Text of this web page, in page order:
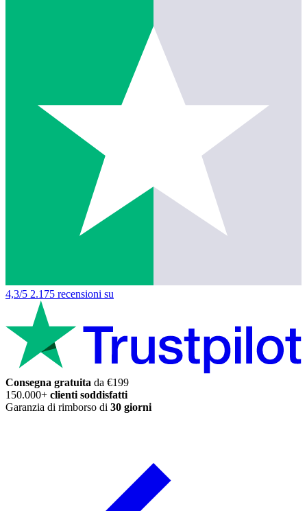
4,3/5 2.175 recensioni su
Consegna gratuita da €199
150.000+ clienti soddisfatti
Garanzia di rimborso di 30 giorni